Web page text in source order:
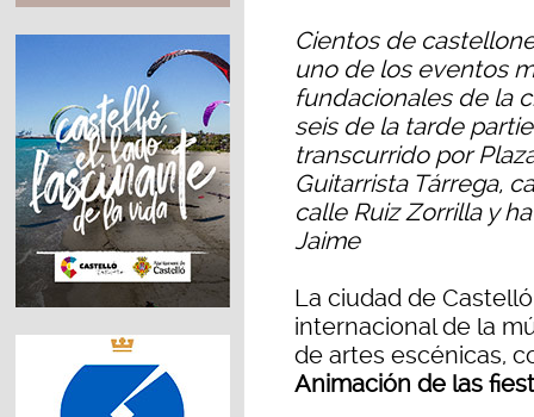
Cientos de
uno de los eventos
fundacionales de la
seis de la tarde
transcurrido por
Guitarrista Tárrega,
calle Ruiz Zorrilla y
Jaime
La ciudad de
internacional de la
de artes escénicas,
Animación de las